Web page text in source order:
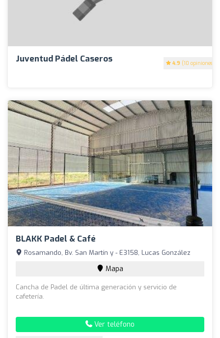
Juventud Pádel Caseros 4.9 (10 opiniones)
BLAKK Padel & Café
Rosamando, Bv. San Martín y - E3158, Lucas González
Mapa
Cancha de Padel de última generación y servicio de
cafetería.
Ver teléfono